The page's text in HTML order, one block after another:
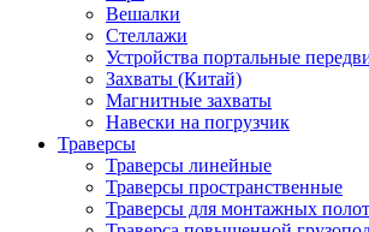
Вешалки
Стеллажи
Устройства портальные
Захваты (Китай)
Магнитные захваты
Навески на погрузчик
Траверсы
Траверсы линейные
Траверсы пространственные
Траверсы для монтажных